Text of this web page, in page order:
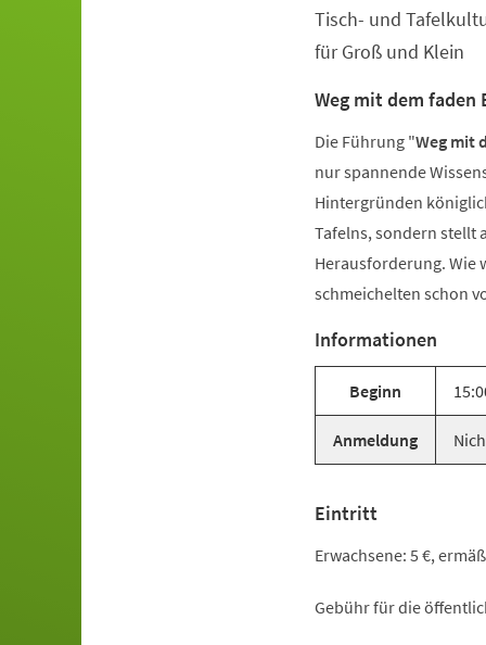
Tisch- und
für Groß und Klein
Weg mit dem faden
Die Führung "Weg mit
nur spannende
Hintergründen
Tafelns, sondern stellt
Herausforderung. Wie
schmeichelten schon
Informationen
Beginn
Anmeldung
Eintritt
Erwachsene: 5 €,
Gebühr für die